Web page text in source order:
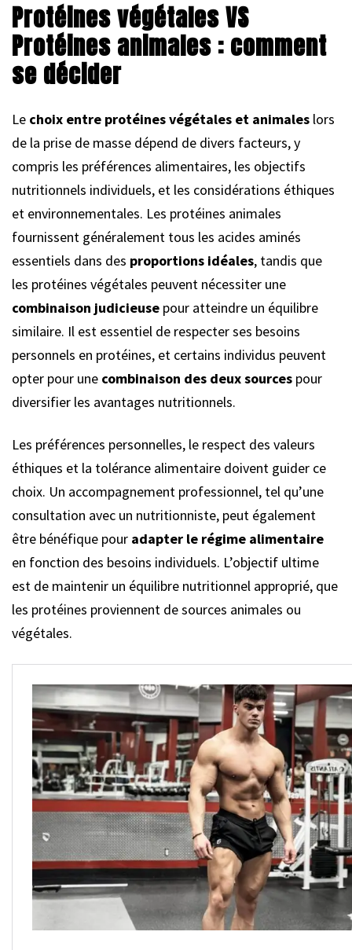
Protéines végétales VS
Protéines animales : comment
se décider
Le choix entre protéines végétales et animales lors
de la prise de masse dépend de divers facteurs, y
compris les préférences alimentaires, les objectifs
nutritionnels individuels, et les considérations éthiques
et environnementales. Les protéines animales
fournissent généralement tous les acides aminés
essentiels dans des proportions idéales, tandis que
les protéines végétales peuvent nécessiter une
combinaison judicieuse pour atteindre un équilibre
similaire. Il est essentiel de respecter ses besoins
personnels en protéines, et certains individus peuvent
opter pour une combinaison des deux sources pour
diversifier les avantages nutritionnels.
Les préférences personnelles, le respect des valeurs
éthiques et la tolérance alimentaire doivent guider ce
choix. Un accompagnement professionnel, tel qu’une
consultation avec un nutritionniste, peut également
être bénéfique pour adapter le régime alimentaire
en fonction des besoins individuels. L’objectif ultime
est de maintenir un équilibre nutritionnel approprié, que
les protéines proviennent de sources animales ou
végétales.